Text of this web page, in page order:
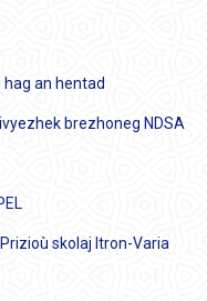
an hentad
brezhoneg NDSA
skolaj Itron-Varia